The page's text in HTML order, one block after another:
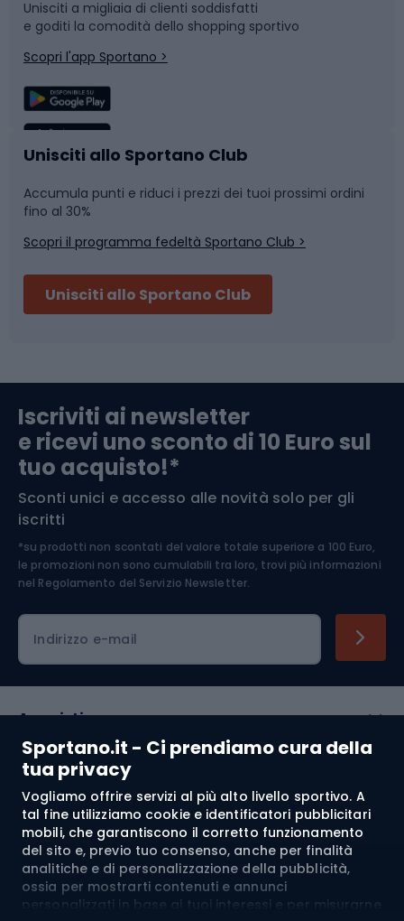
Sportano.it - Ci prendiamo cura della
tua privacy
Vogliamo offrire servizi al più alto livello sportivo. A
tal fine utilizziamo cookie e identificatori pubblicitari
mobili, che garantiscono il corretto funzionamento
del sito e, previo tuo consenso, anche per finalità
analitiche e di personalizzazione della pubblicità,
ossia per mostrarti contenuti e annunci
personalizzati in base ai tuoi interessi e per misurarne
Corsa
Sport di squadra
Caschi da ciclismo
Skitouring
Abbigliamento da escursionismo
Snowboard
Camminata nordica
Nuoto
Pattinaggio
Componenti per biciclette
Arrampicata
Medicina dello sport
Abbigliamento ciclistico
Unisciti a migliaia di clienti soddisfatti
e goditi la comodità dello shopping sportivo
Scopri l'app Sportano >
Unisciti allo Sportano Club
Accumula punti e riduci i prezzi dei tuoi prossimi ordini
fino al 30%
Scopri il programma fedeltà Sportano Club >
Unisciti allo Sportano Club
Iscriviti ai newsletter
e ricevi uno sconto di 10 Euro sul
tuo acquisto!*
Sconti unici e accesso alle novità solo per gli
iscritti
*su prodotti non scontati del valore totale superiore a 100 Euro,
le promozioni non sono cumulabili tra loro, trovi più informazioni
nel Regolamento del Servizio Newsletter.
Indirizzo e-mail
Acquisti
Servizio clienti
Regolamento
Chi siamo